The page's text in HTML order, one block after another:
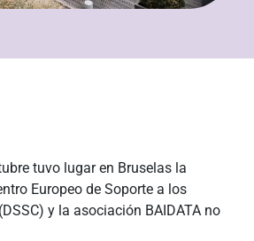
tuvo lugar en Bruselas la
Europeo de Soporte a los
y la asociación BAIDATA no